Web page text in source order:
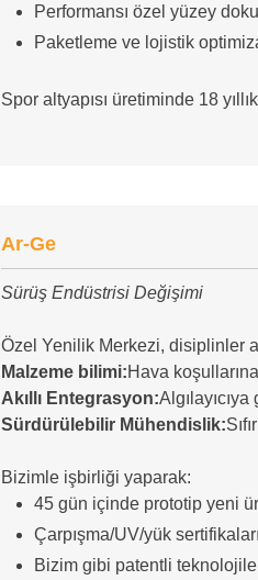
Performansı özel yüzey
Paketleme ve lojistik
Spor altyapısı üretiminde 18
Ar-Ge
Sürüş Endüstrisi Değişimi
Özel Yenilik Merkezi, disiplinler
Malzeme bilimi:Hava
Akıllı Entegrasyon:
Sürdürülebilir Mühendislik:
Bizimle işbirliği yaparak:
45 gün içinde prototip yeni
Çarpışma/UV/yük
Bizim gibi patentli